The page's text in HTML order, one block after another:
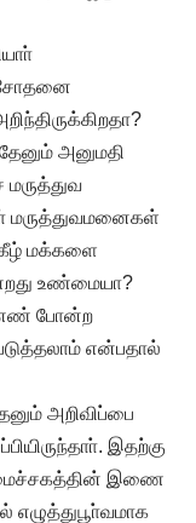
அனுமதி
மருத்துவமனைகள்
கீழ் மக்களை
உண்மையா?
எண் போன்ற
என்பதால்
அறிவிப்பை
இதற்கு
அமைச்சகத்தின் இணை